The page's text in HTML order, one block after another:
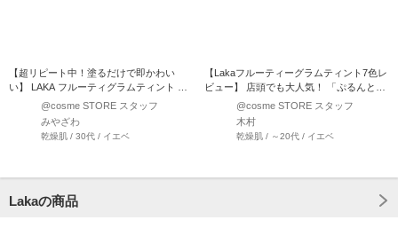
【超リピート中！塗るだけで即かわい
い】 LAKA フルーティグラムティント 人
気のアイ…@cosme STORE スタッフ
みやざわ
乾燥肌 / 30代 / イエベ
【Lakaフルーティーグラムティント7色レ
ビュー】 店頭でも大人気！ 「ぷるんとう
@cosme STORE スタッフ
木村
乾燥肌 / ～20代 / イエベ
Lakaの商品